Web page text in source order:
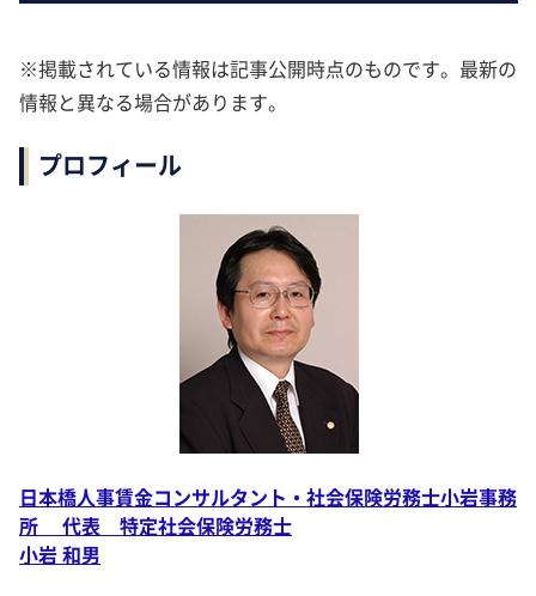
※掲載されている情報は記事公開時点のものです。最新の
情報と異なる場合があります。
プロフィール
日本橋人事賃金コンサルタント・社会保険労務士小岩事務
所 代表 特定社会保険労務士
小岩 和男